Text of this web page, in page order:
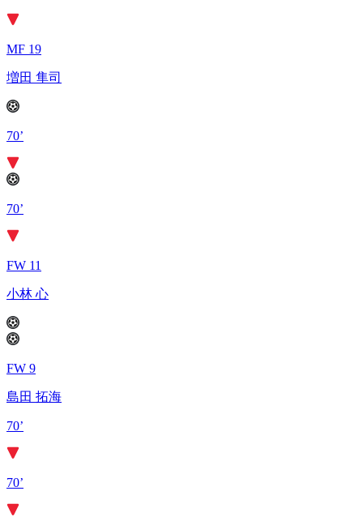
MF 19
増田 隼司
70’
70’
FW 11
小林 心
FW 9
島田 拓海
70’
70’